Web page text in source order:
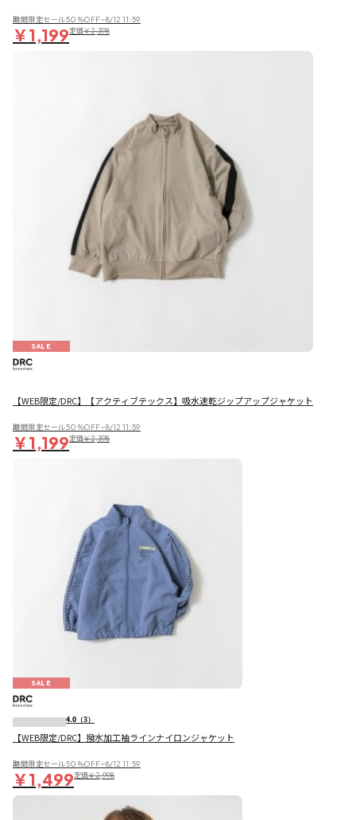
期間限定セール50％OFF~8/12 11:59
￥1,199定価￥2,398
SALE
【WEB限定/DRC】【アクティブテックス】吸水速乾ジップアップジャケット
期間限定セール50％OFF~8/12 11:59
￥1,199定価￥2,398
SALE
4.0 （3）
【WEB限定/DRC】撥水加工袖ラインナイロンジャケット
期間限定セール50％OFF~8/12 11:59
￥1,499定価￥2,998